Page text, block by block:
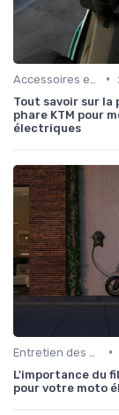
•
Tout savoir sur la
phare KTM pour
électriques
•
L'importance du
pour votre moto